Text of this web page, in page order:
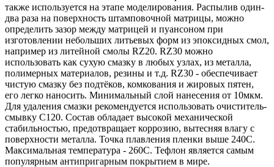
также используется на этапе моделирования. Распылив один-
два раза на поверхность штамповочной матрицы, можно
определить зазор между матрицей и пуансоном при
изготовлении небольших литьевых форм из эпоксидных смол,
например из литейной смолы RZ20. RZ30 можно
использовать как сухую смазку в любых узлах, из металла,
полимерных материалов, резины и т.д. RZ30 - обеспечивает
чистую смазку без подтёков, комкования и жировых пятен,
его легко наносить. Минимальный слой нанесения от 10мкм.
Для удаления смазки рекомендуется использовать очиститель-
смывку С120. Состав обладает высокой механической
стабильностью, предотвращает коррозию, вытесняя влагу с
поверхности металла. Точка плавления пленки выше 240C.
Максимальная температура - 260C. Тефлон является самым
популярным антипригарным покрытием в мире.